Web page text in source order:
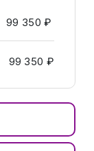
99 350 ₽
99 350 ₽